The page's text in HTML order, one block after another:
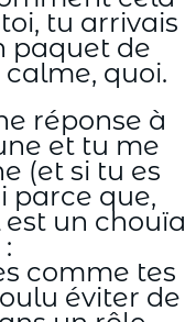
tu arrivais
paquet de
calme, quoi.
réponse à
et tu me
(et si tu es
parce que,
un chouïa
comme tes
éviter de